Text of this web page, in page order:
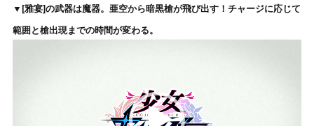
▼[雅宴]の武器は魔器。亜空から暗黒槍が飛び出す！チャージに応じて
範囲と槍出現までの時間が変わる。